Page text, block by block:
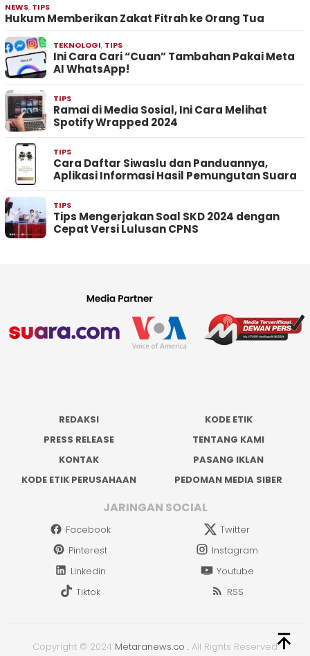
NEWS, TIPS
Hukum Memberikan Zakat Fitrah ke Orang Tua
TEKNOLOGI, TIPS
Ini Cara Cari “Cuan” Tambahan Pakai Meta
AI WhatsApp!
TIPS
Ramai di Media Sosial, Ini Cara Melihat
Spotify Wrapped 2024
TIPS
Cara Daftar Siwaslu dan Panduannya,
Aplikasi Informasi Hasil Pemungutan Suara
TIPS
Tips Mengerjakan Soal SKD 2024 dengan
Cepat Versi Lulusan CPNS
REDAKSI
KODE ETIK
PRESS RELEASE
TENTANG KAMI
KONTAK
PASANG IKLAN
KODE ETIK PERUSAHAAN
PEDOMAN MEDIA SIBER
JARINGAN SOCIAL
Facebook
Twitter
Pinterest
Instagram
Linkedin
Youtube
Tiktok
RSS
Copyright © 2024 Metaranews.co . All Rights Reserved